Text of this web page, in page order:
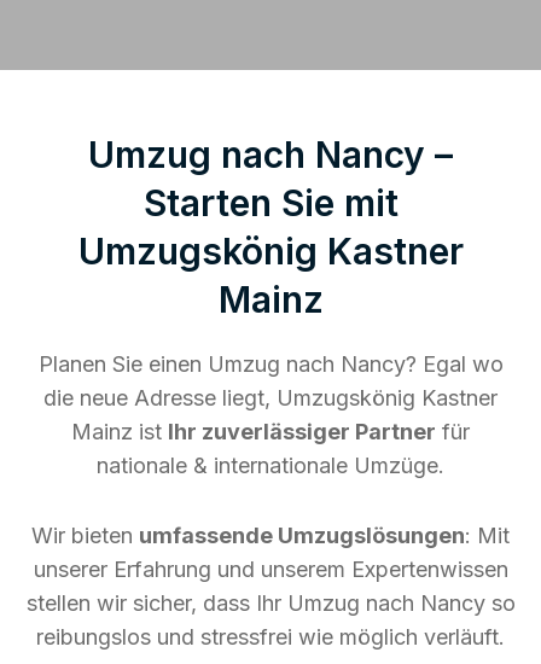
Umzug nach Nancy –
Starten Sie mit
Umzugskönig Kastner
Mainz
Planen Sie einen Umzug nach Nancy? Egal wo
die neue Adresse liegt, Umzugskönig Kastner
Mainz ist Ihr zuverlässiger Partner für
nationale & internationale Umzüge.
Wir bieten umfassende Umzugslösungen: Mit
unserer Erfahrung und unserem Expertenwissen
stellen wir sicher, dass Ihr Umzug nach Nancy so
reibungslos und stressfrei wie möglich verläuft.